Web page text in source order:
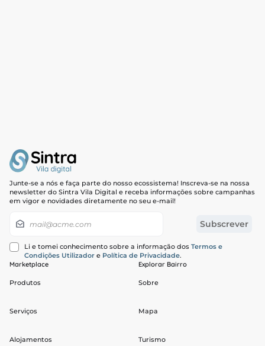
Junte-se a nós e faça parte do nosso ecossistema! Inscreva-se na nossa
newsletter do Sintra Vila Digital e receba informações sobre campanhas
em vigor e novidades diretamente no seu e-mail!
Subscrever
Li e tomei conhecimento sobre a informação dos Termos e
Condições Utilizador e Política de Privacidade.
Marketplace
Produtos
Serviços
Alojamentos
Explorar Bairro
Sobre
Mapa
Turismo